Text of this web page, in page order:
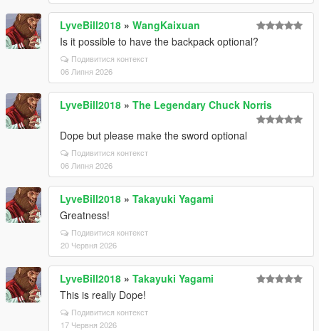
LyveBill2018 » WangKaixuan
Is it possible to have the backpack optional?
Подивитися контекст
06 Липня 2026
LyveBill2018 » The Legendary Chuck Norris
Dope but please make the sword optional
Подивитися контекст
06 Липня 2026
LyveBill2018 » Takayuki Yagami
Greatness!
Подивитися контекст
20 Червня 2026
LyveBill2018 » Takayuki Yagami
This is really Dope!
Подивитися контекст
17 Червня 2026